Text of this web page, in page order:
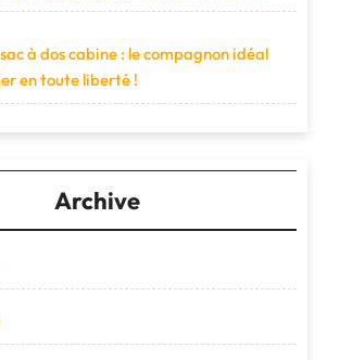
à dos cabine : le compagnon idéal
en toute liberté !
Archive